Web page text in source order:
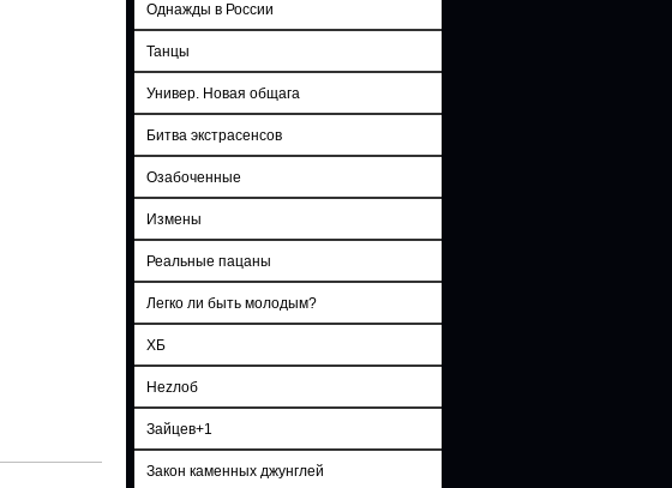
Однажды в России
Танцы
Универ. Новая общага
Битва экстрасенсов
Озабоченные
Измены
Реальные пацаны
Легко ли быть молодым?
ХБ
Неzлоб
Зайцев+1
Закон каменных джунглей